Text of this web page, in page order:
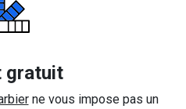
gratuit
ne vous impose pas un